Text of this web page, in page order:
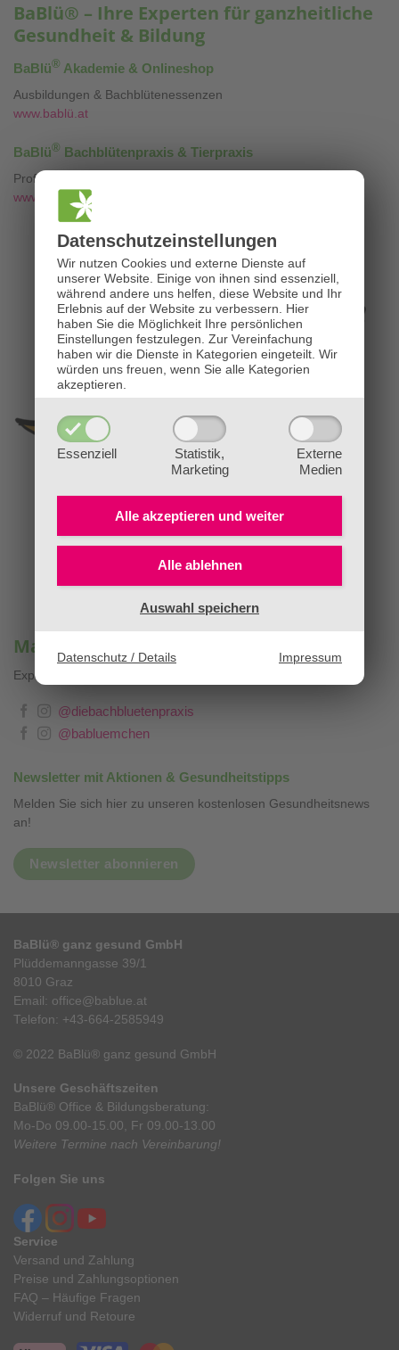
Datenschutz­einstellungen
Wir nutzen Cookies und externe Dienste auf
unserer Website. Einige von ihnen sind essenziell,
während andere uns helfen, diese Website und Ihr
Erlebnis auf der Website zu verbessern. Hier
haben Sie die Möglichkeit Ihre persönlichen
Einstellungen festzulegen. Zur Vereinfachung
haben wir die Dienste in Kategorien eingeteilt. Wir
würden uns freuen, wenn Sie alle Kategorien
akzeptieren.
Essenziell
Statistik,
Marketing
Externe
Medien
Alle akzeptieren und weiter
Alle ablehnen
Auswahl speichern
Datenschutz / Details Impressum
BaBlü® – Ihre Experten für ganzheitliche
Gesundheit & Bildung
BaBlü® Akademie & Onlineshop
Ausbildungen & Bachblütenessenzen
www.bablü.at
BaBlü® Bachblütenpraxis & Tierpraxis
Professionelle Bachblütenberatung mit
www.die-bachblütenpraxis.at
Mag. Sandra Stopar & BaBlümchen®
Expertenwissen, Blog & Liebevolles
@diebachbluetenpraxis
@babluemchen
Newsletter mit Aktionen & Gesundheitstipps
Melden Sie sich hier zu unseren kostenlosen Gesundheitsnews
an!
Newsletter abonnieren
BaBlü® ganz gesund GmbH
Plüddemanngasse 39/1
8010 Graz
Email: office@bablue.at
Telefon: +43-664-2585949
© 2022 BaBlü® ganz gesund GmbH
Unsere Geschäftszeiten
BaBlü® Office & Bildungsberatung:
Mo-Do 09.00-15.00, Fr 09.00-13.00
Weitere Termine nach Vereinbarung!
Folgen Sie uns
Service
Versand und Zahlung
Preise und Zahlungsoptionen
FAQ – Häufige Fragen
Widerruf und Retoure